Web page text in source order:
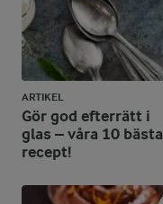
ARTIKEL
Gör god efterrätt i
glas – våra 10 bästa
recept!